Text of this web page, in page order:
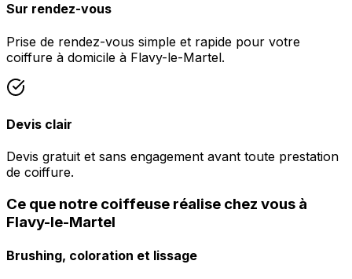
Sur rendez-vous
Prise de rendez-vous simple et rapide pour votre
coiffure à domicile à Flavy-le-Martel.
Devis clair
Devis gratuit et sans engagement avant toute prestation
de coiffure.
Ce que notre coiffeuse réalise chez vous à
Flavy-le-Martel
Brushing, coloration et lissage